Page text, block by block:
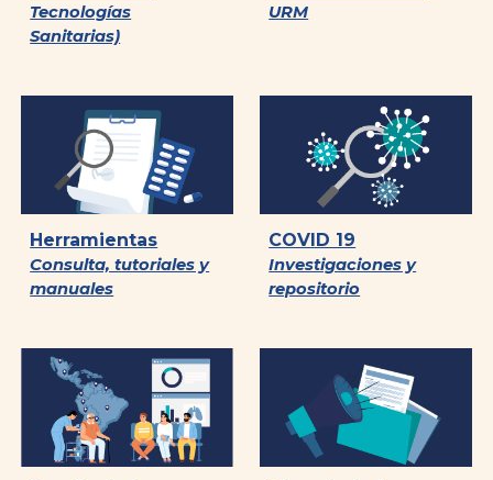
Tecnologías
Sanitarias)
URM
Herramientas
Consulta, tutoriales y
manuales
COVID 19
Investigaciones y
repositorio